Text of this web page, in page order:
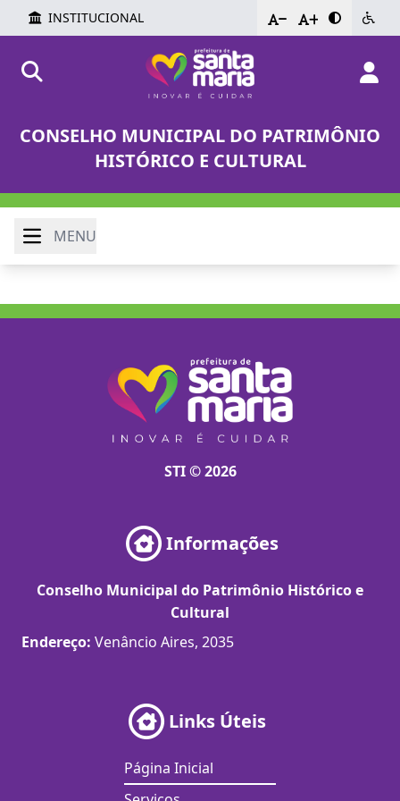
INSTITUCIONAL - +
CONSELHO MUNICIPAL DO PATRIMÔNIO
HISTÓRICO E CULTURAL
MENU
STI © 2026
Informações
Conselho Municipal do Patrimônio Histórico e
Cultural
Endereço: Venâncio Aires, 2035
Links Úteis
Página Inicial